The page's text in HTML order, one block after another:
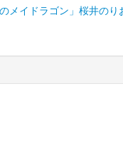
のメイドラゴン」桜井の